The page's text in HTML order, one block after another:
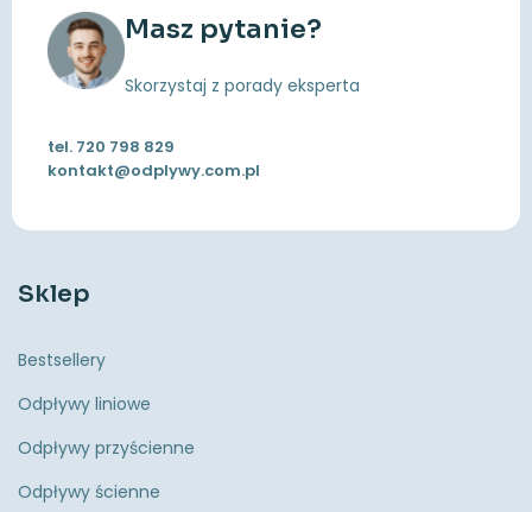
Masz pytanie?
Skorzystaj z porady eksperta
tel. 720 798 829
kontakt@odplywy.com.pl
Sklep
Bestsellery
Odpływy liniowe
Odpływy przyścienne
Odpływy ścienne